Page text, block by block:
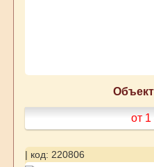
от 1
| код: 220806